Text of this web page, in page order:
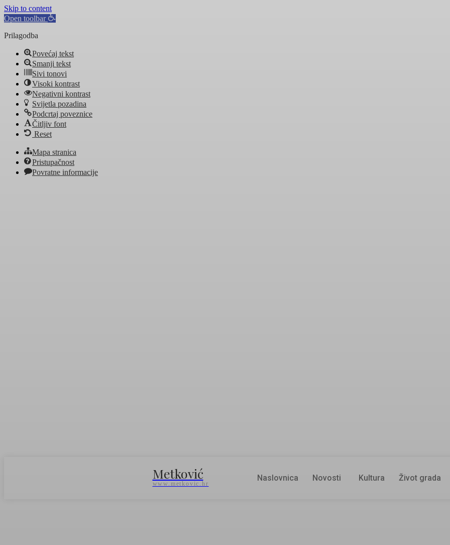
Skip to content
Open toolbar
Prilagodba
Povećaj tekst
Smanji tekst
Sivi tonovi
Visoki kontrast
Negativni kontrast
Svijetla pozadina
Podcrtaj poveznice
Čitljiv font
Reset
Mapa stranica
Pristupačnost
Povratne informacije
Metković
www.metkovic.hr
Naslovnica Novosti Kultura Život grada